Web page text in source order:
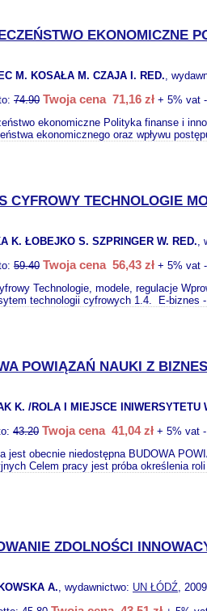
EKONOMICZNE
M. KOSAŁA M. CZAJA I. RED.,
74.90 Twoja cena 71,16 zł + 5% vat -
ekonomiczne Polityka finanse i
ekonomicznego oraz wpływu
CYFROWY TECHNOLOGIE
K. ŁOBEJKO S. SZPRINGER W. RED.,
59.40 Twoja cena 56,43 zł + 5% vat -
Technologie, modele, regulacje
technologii cyfrowych 1.4. E-biznes
POWIĄZAŃ NAUKI Z
K. /ROLA I MIEJSCE INIWERSYTETU
43.20 Twoja cena 41,04 zł + 5% vat -
jest obecnie niedostępna BUDOWA
Celem pracy jest próba określenia
ZDOLNOŚCI
A., wydawnictwo: UN ŁÓDŹ,